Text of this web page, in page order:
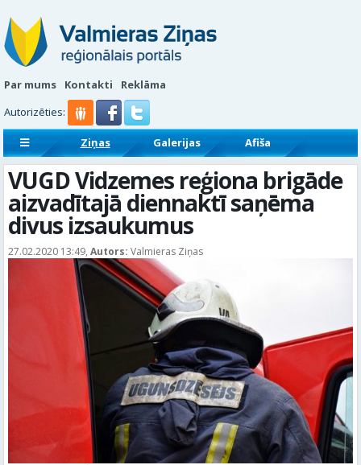
Par mums Kontakti
Reklāma
Autorizēties:
Ziņas Galerijas
Afiša
Sludinājumi
Reklāmraksti
VUGD Vidzemes reģiona brigāde
aizvadītajā diennaktī saņēma
divus izsaukumus
27.02.2020 13:49, Autors: Valmieras Ziņas